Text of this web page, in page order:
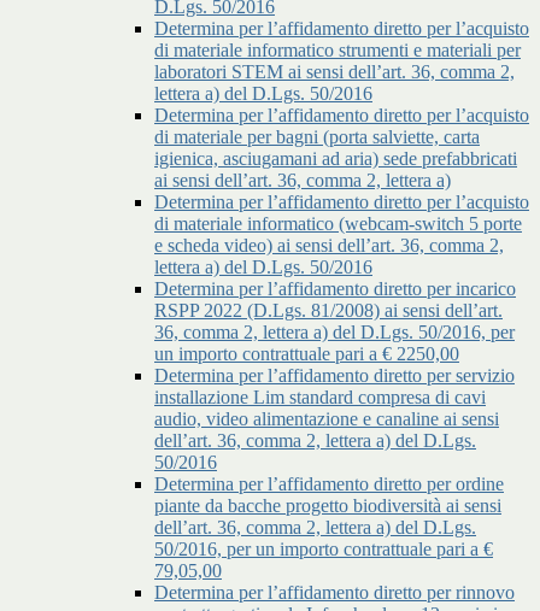
D.Lgs. 50/2016
Determina per l’affidamento diretto per l’acquisto
di materiale informatico strumenti e materiali per
laboratori STEM ai sensi dell’art. 36, comma 2,
lettera a) del D.Lgs. 50/2016
Determina per l’affidamento diretto per l’acquisto
di materiale per bagni (porta salviette, carta
igienica, asciugamani ad aria) sede prefabbricati
ai sensi dell’art. 36, comma 2, lettera a)
Determina per l’affidamento diretto per l’acquisto
di materiale informatico (webcam-switch 5 porte
e scheda video) ai sensi dell’art. 36, comma 2,
lettera a) del D.Lgs. 50/2016
Determina per l’affidamento diretto per incarico
RSPP 2022 (D.Lgs. 81/2008) ai sensi dell’art.
36, comma 2, lettera a) del D.Lgs. 50/2016, per
un importo contrattuale pari a € 2250,00
Determina per l’affidamento diretto per servizio
installazione Lim standard compresa di cavi
audio, video alimentazione e canaline ai sensi
dell’art. 36, comma 2, lettera a) del D.Lgs.
50/2016
Determina per l’affidamento diretto per ordine
piante da bacche progetto biodiversità ai sensi
dell’art. 36, comma 2, lettera a) del D.Lgs.
50/2016, per un importo contrattuale pari a €
79,05,00
Determina per l’affidamento diretto per rinnovo